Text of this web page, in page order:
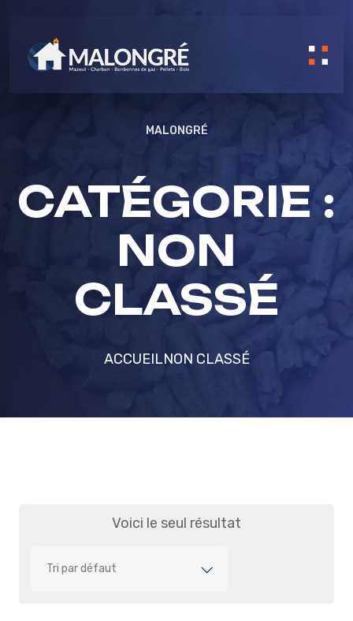
MALONGRÉ
CATÉGORIE :
NON
CLASSÉ
ACCUEILNON CLASSÉ
Voici le seul résultat
Tri par défaut